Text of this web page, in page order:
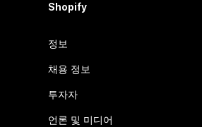
Shopify
정보
채용 정보
투자자
언론 및 미디어